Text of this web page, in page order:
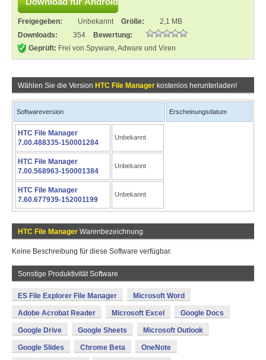
Freigegeben: Unbekannt Größe:
2,1 MB
Downloads:
354
Bewertung:
Geprüft: Frei von Spyware, Adware und Viren
Wählen Sie die Version HTC File Manager kostenlos herunterladen!
Softwareversion Erscheinungsdatum
HTC File Manager
7.00.488335-150001284
Unbekannt
HTC File Manager
7.00.568963-150001384
Unbekannt
HTC File Manager
7.60.677939-152001199
Unbekannt
HTC File Manager Warenbezeichnung
Keine Beschreibung für diese Software verfügbar.
Sonstige Produktivität Software
ES File Explorer File Manager Microsoft Word
Adobe Acrobat Reader Microsoft Excel Google Docs
Google Drive Google Sheets Microsoft Outlook
Google Slides Chrome Beta OneNote